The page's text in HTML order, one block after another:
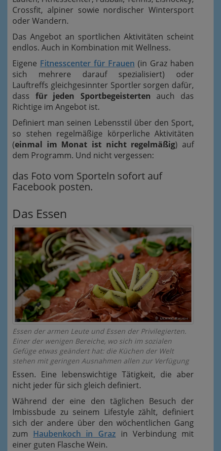
Crossfit, alpiner sowie nordischer Wintersport
oder Wandern.
Das Angebot an sportlichen Aktivitäten scheint
endlos. Auch in Kombination mit Wellness.
Eigene Fitnesscenter für Frauen (in Graz haben
sich mehrere darauf spezialisiert) oder
Lauftreffs gleichgesinnter Sportler sorgen dafür,
dass für jeden Sportbegeisterten auch das
Richtige im Angebot ist.
Definiert man seinen Lebensstil über den Sport,
so stehen regelmäßige körperliche Aktivitäten
(einmal im Monat ist nicht regelmäßig) auf
dem Programm. Und nicht vergessen:
das Foto vom Sporteln sofort auf
Facebook posten.
Das Essen
Essen der armen Leute und Essen der Privilegierten.
Einer der wenigen Bereiche, wo sich im sozialen
Gefüge etwas geändert hat: die Küchen der Welt
stehen mit geringen Ausnahmen allen zur Verfügung
Essen. Eine lebenswichtige Tätigkeit, die aber
nicht jeder für sich gleich definiert.
Während der eine den täglichen Besuch der
Imbissbude zu seinem Lifestyle zählt, definiert
sich der andere über den wöchentlichen Gang
zum Haubenkoch in Graz in Verbindung mit
einer guten Flasche Wein.